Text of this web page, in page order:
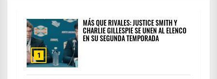
1
MÁS QUE RIVALES: JUSTICE SMITH Y
CHARLIE GILLESPIE SE UNEN AL ELENCO
EN SU SEGUNDA TEMPORADA